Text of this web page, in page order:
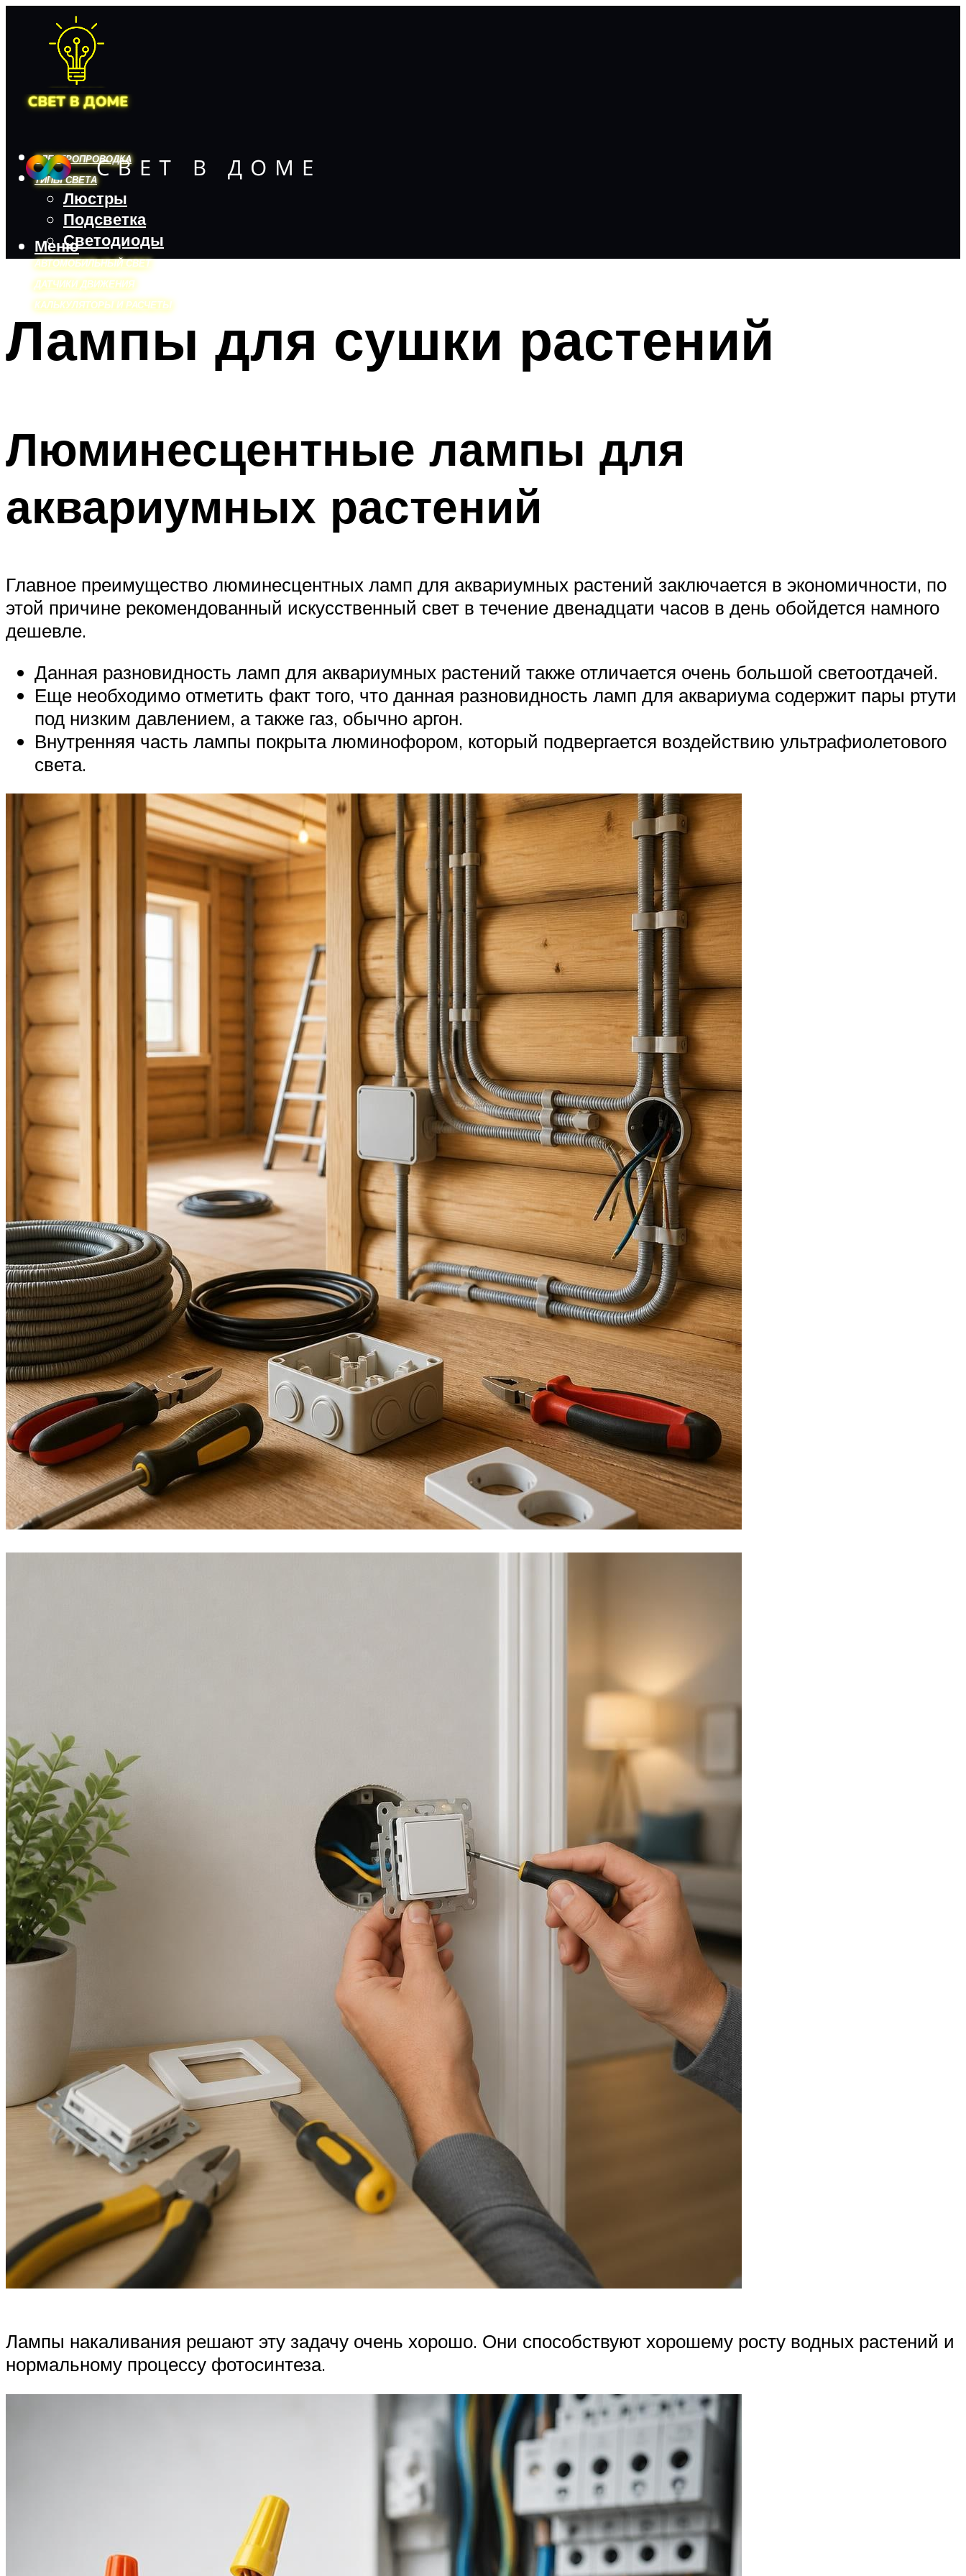
ЭЛЕКТРОПРОВОДКА
ТИПЫ СВЕТА
Люстры
Подсветка
Светодиоды
АВТОМОБИЛЬНЫЙ СВЕТ
ДАТЧИКИ ДВИЖЕНИЯ
КАЛЬКУЛЯТОРЫ И РАСЧЕТЫ
Меню
Меню
Лампы для сушки растений
Люминесцентные лампы для
аквариумных растений
Главное преимущество люминесцентных ламп для аквариумных растений заключается в экономичности, по
этой причине рекомендованный искусственный свет в течение двенадцати часов в день обойдется намного
дешевле.
Данная разновидность ламп для аквариумных растений также отличается очень большой светоотдачей.
Еще необходимо отметить факт того, что данная разновидность ламп для аквариума содержит пары ртути
под низким давлением, а также газ, обычно аргон.
Внутренняя часть лампы покрыта люминофором, который подвергается воздействию ультрафиолетового
света.
Лампы накаливания решают эту задачу очень хорошо. Они способствуют хорошему росту водных растений и
нормальному процессу фотосинтеза.